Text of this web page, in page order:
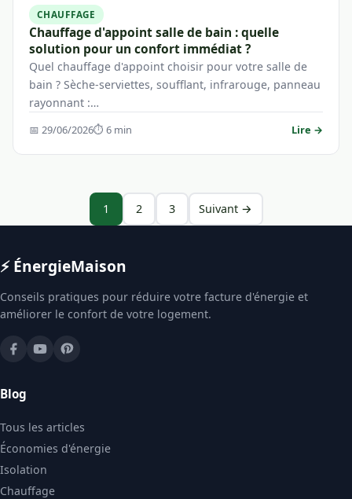
CHAUFFAGE
Chauffage d'appoint salle de bain : quelle
solution pour un confort immédiat ?
Quel chauffage d'appoint choisir pour votre salle de
bain ? Sèche-serviettes, soufflant, infrarouge, panneau
rayonnant :…
📅 29/06/2026⏱ 6 min Lire →
1 2 3 Suivant →
⚡ ÉnergieMaison
Conseils pratiques pour réduire votre facture d'énergie et
améliorer le confort de votre logement.
Blog
Tous les articles
Économies d'énergie
Isolation
Chauffage